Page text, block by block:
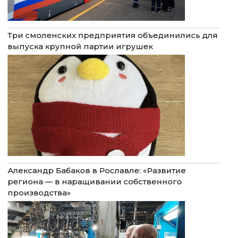
Три смоленских предприятия объединились для
выпуска крупной партии игрушек
Александр Бабаков в Рославле: «Развитие
региона — в наращивании собственного
производства»